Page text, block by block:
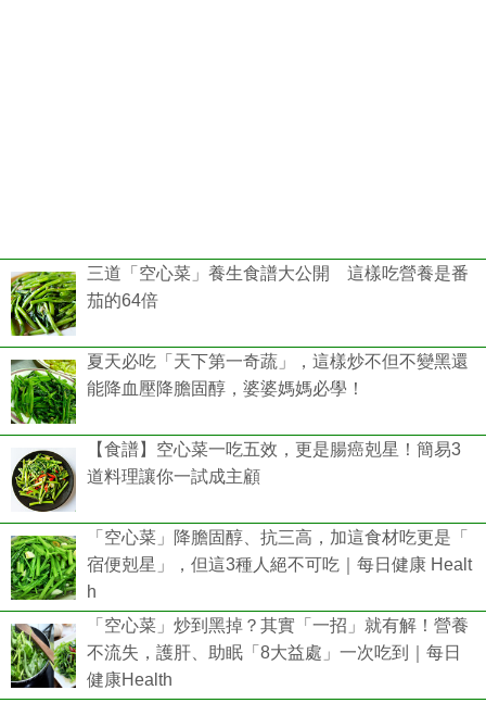
三道「空心菜」養生食譜大公開 這樣吃營養是番
茄的64倍
夏天必吃「天下第一奇蔬」，這樣炒不但不變黑還
能降血壓降膽固醇，婆婆媽媽必學！
【食譜】空心菜一吃五效，更是腸癌剋星！簡易3
道料理讓你一試成主顧
「空心菜」降膽固醇、抗三高，加這食材吃更是「
宿便剋星」，但這3種人絕不可吃｜每日健康 Healt
h
「空心菜」炒到黑掉？其實「一招」就有解！營養
不流失，護肝、助眠「8大益處」一次吃到｜每日
健康Health